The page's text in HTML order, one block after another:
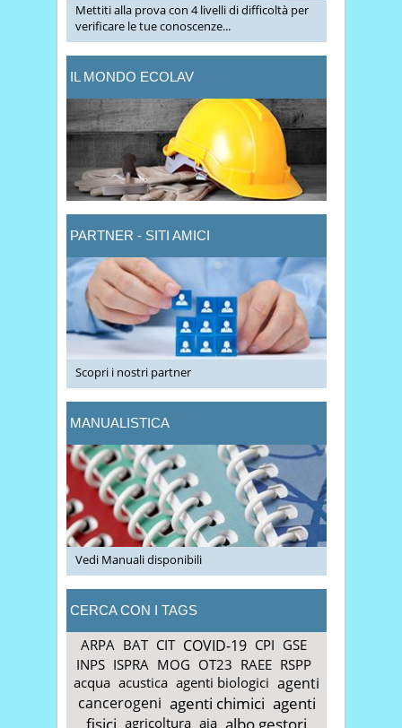
Mettiti alla prova con 4 livelli di difficoltà per
verificare le tue conoscenze...
IL MONDO ECOLAV
PARTNER - SITI AMICI
Scopri i nostri partner
MANUALISTICA
Vedi Manuali disponibili
CERCA CON I TAGS
ARPA BAT CIT COVID-19 CPI GSE
INPS ISPRA MOG OT23 RAEE RSPP
acqua acustica agenti biologici agenti
cancerogeni agenti chimici agenti
fisici agricoltura aia albo gestori